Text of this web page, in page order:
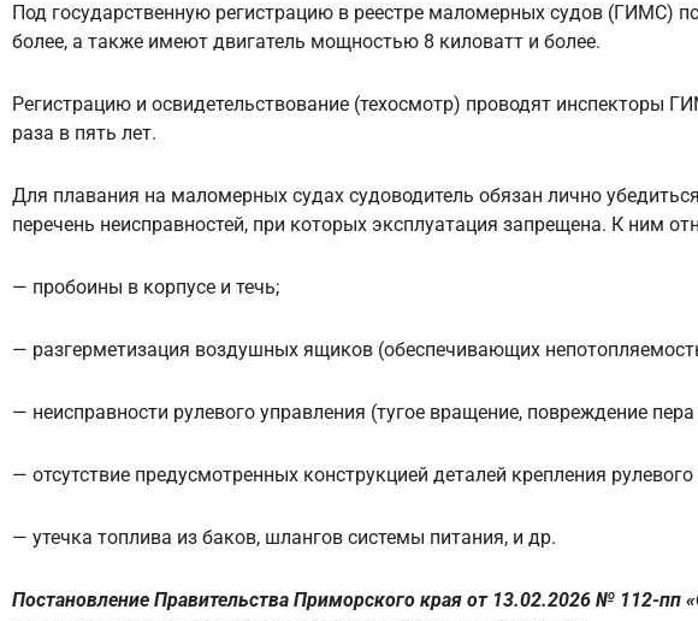
Под государственную регистрацию в реестре маломерных судов (ГИМС)
более, а также имеют двигатель мощностью 8 киловатт и более.
Регистрацию и освидетельствование (техосмотр) проводят инспекторы
раза в пять лет.
Для плавания на маломерных судах судоводитель обязан лично
перечень неисправностей, при которых эксплуатация запрещена. К ним
— пробоины в корпусе и течь;
— разгерметизация воздушных ящиков (обеспечивающих
— неисправности рулевого управления (тугое вращение, повреждение
— отсутствие предусмотренных конструкцией деталей крепления
— утечка топлива из баков, шлангов системы питания, и др.
Постановление Правительства Приморского края от 13.02.2026 № 112-